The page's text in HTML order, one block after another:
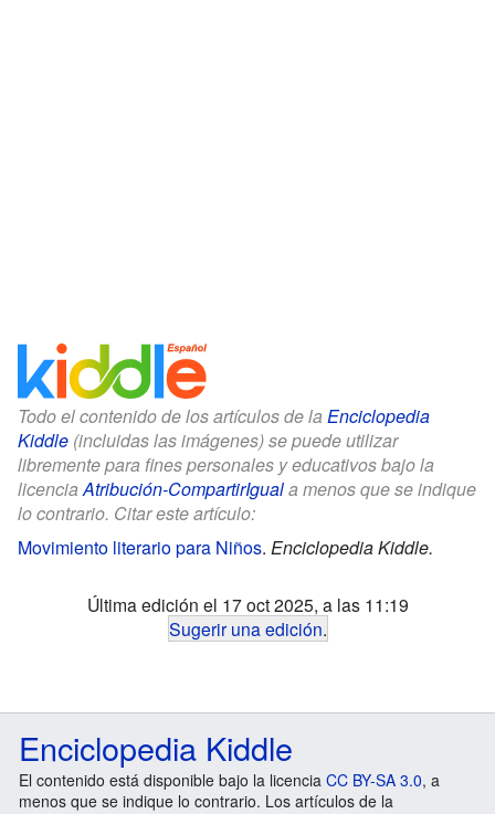
Todo el contenido de los artículos de la Enciclopedia
Kiddle (incluidas las imágenes) se puede utilizar
libremente para fines personales y educativos bajo la
licencia Atribución-CompartirIguala menos que se indique
lo contrario. Citar este artículo:
Movimiento literario para Niños. Enciclopedia Kiddle.
Última edición el 17 oct 2025, a las 11:19
Sugerir una edición.
Enciclopedia Kiddle
El contenido está disponible bajo la licencia CC BY-SA 3.0, a
menos que se indique lo contrario. Los artículos de la